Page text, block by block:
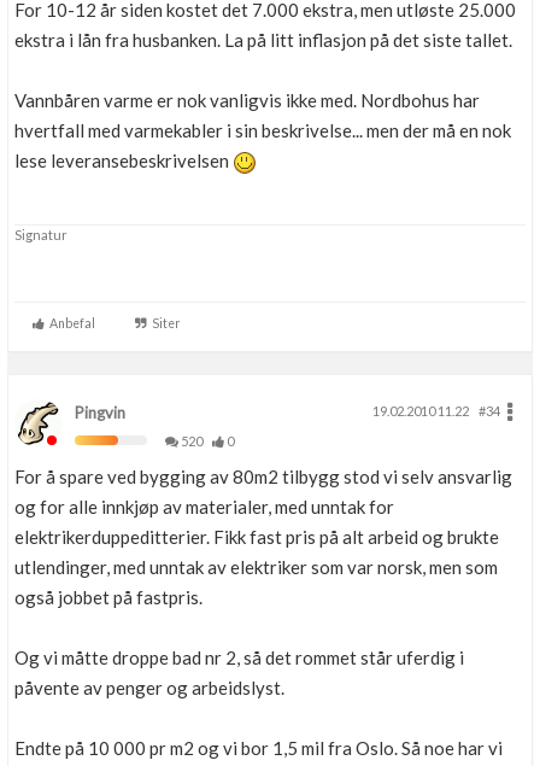
For 10-12 år siden kostet det 7.000 ekstra, men utløste 25.000
ekstra i lån fra husbanken. La på litt inflasjon på det siste tallet.
Vannbåren varme er nok vanligvis ikke med. Nordbohus har
hvertfall med varmekabler i sin beskrivelse... men der må en nok
lese leveransebeskrivelsen
Signatur
Anbefal Siter
Pingvin 19.02.2010 11.22
#34
520
0
For å spare ved bygging av 80m2 tilbygg stod vi selv ansvarlig
og for alle innkjøp av materialer, med unntak for
elektrikerduppeditterier. Fikk fast pris på alt arbeid og brukte
utlendinger, med unntak av elektriker som var norsk, men som
også jobbet på fastpris.
Og vi måtte droppe bad nr 2, så det rommet står uferdig i
påvente av penger og arbeidslyst.
Endte på 10 000 pr m2 og vi bor 1,5 mil fra Oslo. Så noe har vi